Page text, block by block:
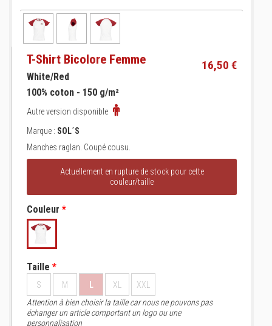
T-Shirt Bicolore Femme 16,50 €
White/Red
100% coton - 150 g/m²
Autre version disponible
Marque : SOL´S
Manches raglan. Coupé cousu.
Actuellement en rupture de stock pour cette
couleur/taille
Couleur *
Taille *
S M L XL
XXL
Attention à bien choisir la taille car nous ne pouvons pas
échanger un article comportant un logo ou une
personnalisation